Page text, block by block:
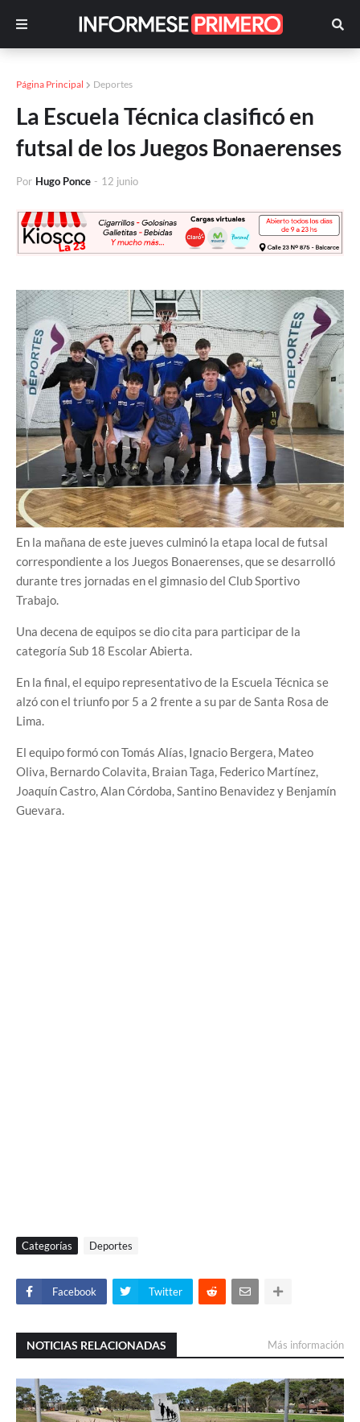
Página Principal Deportes
La Escuela Técnica clasificó en
futsal de los Juegos Bonaerenses
Por Hugo Ponce - 12 junio
En la mañana de este jueves culminó la etapa local de futsal
correspondiente a los Juegos Bonaerenses, que se desarrolló
durante tres jornadas en el gimnasio del Club Sportivo
Trabajo.
Una decena de equipos se dio cita para participar de la
categoría Sub 18 Escolar Abierta.
En la final, el equipo representativo de la Escuela Técnica se
alzó con el triunfo por 5 a 2 frente a su par de Santa Rosa de
Lima.
El equipo formó con Tomás Alías, Ignacio Bergera, Mateo
Oliva, Bernardo Colavita, Braian Taga, Federico Martínez,
Joaquín Castro, Alan Córdoba, Santino Benavidez y Benjamín
Guevara.
Categorías Deportes
Facebook Twitter
NOTICIAS RELACIONADAS Más información